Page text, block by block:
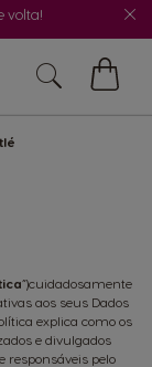
volta!
”)cuidadosamente
aos seus Dados
explica como os
e divulgados
responsáveis pelo